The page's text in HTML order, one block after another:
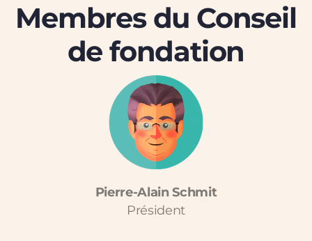
Membres du Conseil
de fondation
Pierre-Alain Schmit
Président